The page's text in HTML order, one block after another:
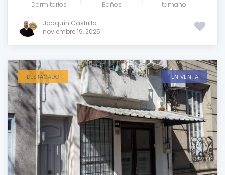
Dormitorios Baños tamaño
Joaquín Castrillo
noviembre 19, 2025
DESTACADO EN VENTA